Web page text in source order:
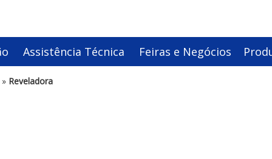
Assistência Técnica Feiras e Negócios
» Reveladora